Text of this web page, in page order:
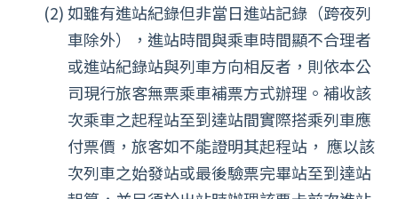
如雖有進站紀錄但非當日進站記錄（跨夜列
車除外），進站時間與乘車時間顯不合理者
或進站紀錄站與列車方向相反者，則依本公
司現行旅客無票乘車補票方式辦理。補收該
次乘車之起程站至到達站間實際搭乘列車應
付票價，旅客如不能證明其起程站， 應以該
次列車之始發站或最後驗票完畢站至到達站